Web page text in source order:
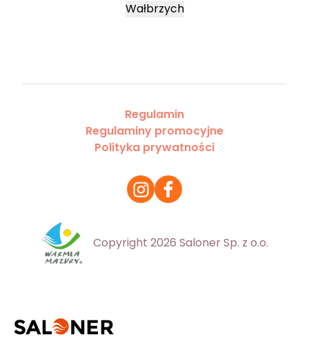
Wałbrzych
Regulamin
Regulaminy promocyjne
Polityka prywatności
Copyright 2026 Saloner Sp. z o.o.